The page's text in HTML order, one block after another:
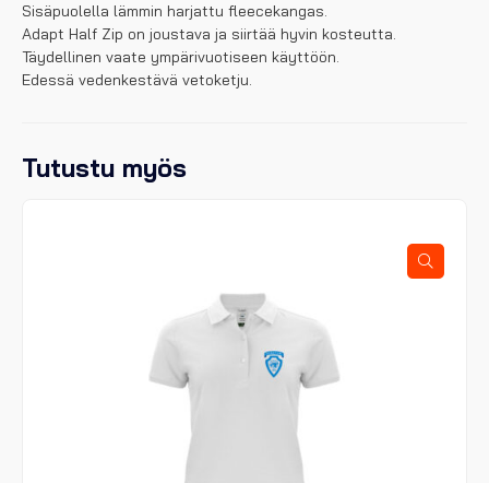
Sisäpuolella lämmin harjattu fleecekangas.
Adapt Half Zip on joustava ja siirtää hyvin kosteutta.
Täydellinen vaate ympärivuotiseen käyttöön.
Edessä vedenkestävä vetoketju.
Tutustu myös